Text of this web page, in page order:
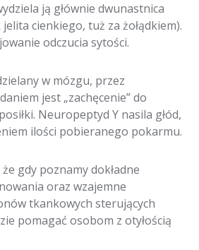
ją głównie dwunastnica
cienkiego, tuż za żołądkiem).
odczucia sytości.
w mózgu, przez
jest „zachęcenie” do
Neuropeptyd Y nasila głód,
ilości pobieranego pokarmu.
gdy poznamy dokładne
oraz wzajemne
tkankowych sterujących
pomagać osobom z otyłością